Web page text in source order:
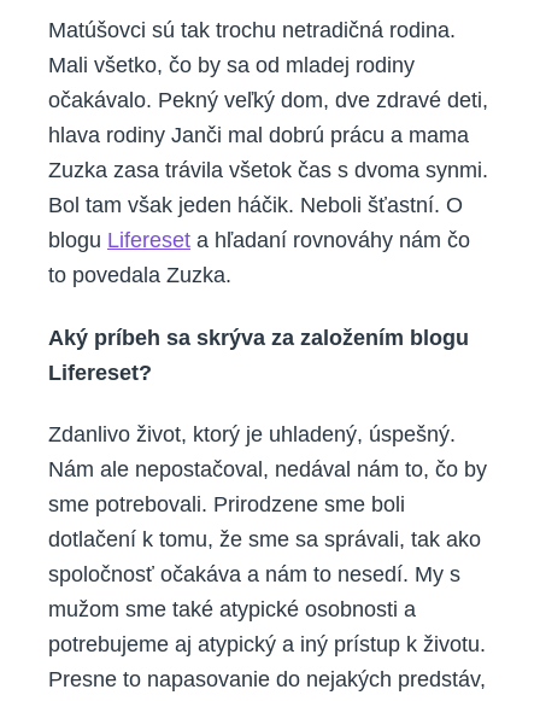
Matúšovci sú tak trochu netradičná rodina.
Mali všetko, čo by sa od mladej rodiny
očakávalo. Pekný veľký dom, dve zdravé deti,
hlava rodiny Janči mal dobrú prácu a mama
Zuzka zasa trávila všetok čas s dvoma synmi.
Bol tam však jeden háčik. Neboli šťastní. O
blogu Lifereset a hľadaní rovnováhy nám čo
to povedala Zuzka.
Aký príbeh sa skrýva za založením blogu
Lifereset?
Zdanlivo život, ktorý je uhladený, úspešný.
Nám ale nepostačoval, nedával nám to, čo by
sme potrebovali. Prirodzene sme boli
dotlačení k tomu, že sme sa správali, tak ako
spoločnosť očakáva a nám to nesedí. My s
mužom sme také atypické osobnosti a
potrebujeme aj atypický a iný prístup k životu.
Presne to napasovanie do nejakých predstáv,